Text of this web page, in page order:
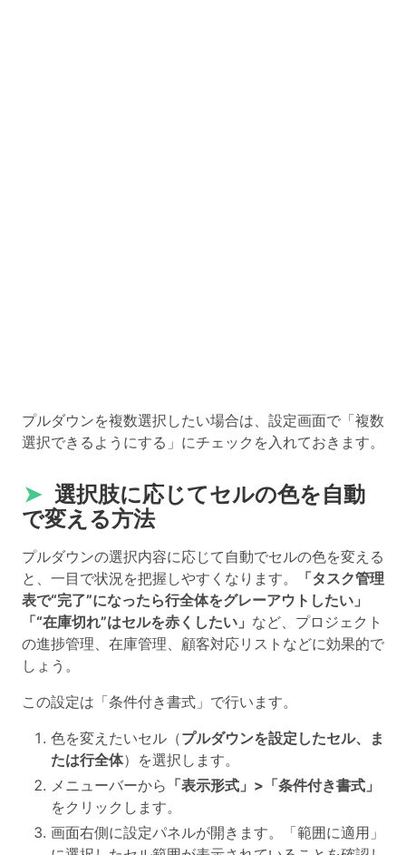
プルダウンを複数選択したい場合は、設定画面で「複数
選択できるようにする」にチェックを入れておきます。
➤ 選択肢に応じてセルの色を自動
で変える方法
プルダウンの選択内容に応じて自動でセルの色を変える
と、一目で状況を把握しやすくなります。
「タスク管理
表で“完了”になったら行全体をグレーアウトしたい」
「“在庫切れ”はセルを赤くしたい」 など、プロジェクト
の進捗管理、在庫管理、顧客対応リストなどに効果的で
しょう。
この設定は「条件付き書式」で行います。
色を変えたいセル（プルダウンを設定したセル、ま
たは行全体）を選択します。
メニューバーから 「表示形式」>「条件付き書式」
をクリックします。
画面右側に設定パネルが開きます。「範囲に適用」